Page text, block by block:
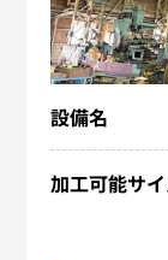
設備名
加工可能サ